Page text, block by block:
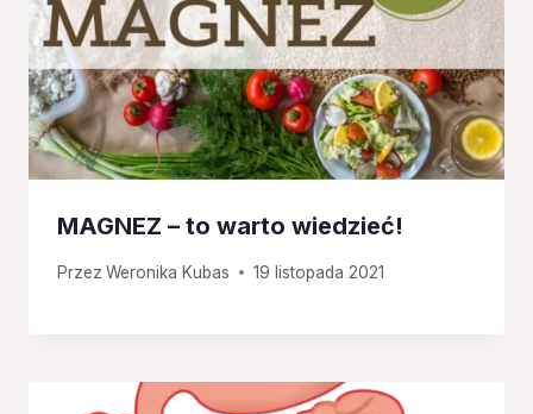
MAGNEZ – to warto wiedzieć!
Przez Weronika Kubas 19 listopada 2021